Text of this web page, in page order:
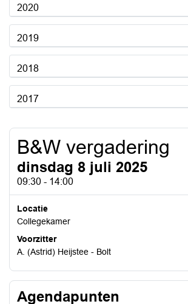
2020
2019
2018
2017
B&W vergadering
dinsdag 8 juli 2025
09:30 - 14:00
Locatie
Collegekamer
Voorzitter
A. (Astrid) Heijstee - Bolt
Agendapunten